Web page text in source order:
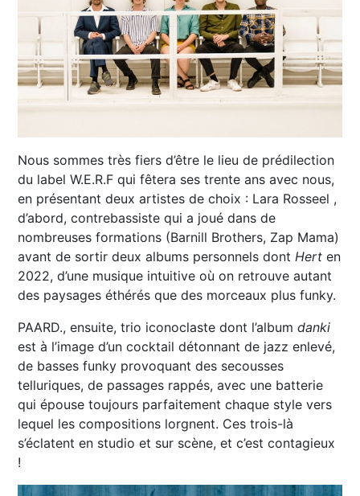
Nous sommes très fiers d’être le lieu de prédilection
du label W.E.R.F qui fêtera ses trente ans avec nous,
en présentant deux artistes de choix : Lara Rosseel ,
d’abord, contrebassiste qui a joué dans de
nombreuses formations (Barnill Brothers, Zap Mama)
avant de sortir deux albums personnels dontHert en
2022, d’une musique intuitive où on retrouve autant
des paysages éthérés que des morceaux plus funky.
PAARD., ensuite, trio iconoclaste dont l’albumdanki
est à l’image d’un cocktail détonnant de jazz enlevé,
de basses funky provoquant des secousses
telluriques, de passages rappés, avec une batterie
qui épouse toujours parfaitement chaque style vers
lequel les compositions lorgnent. Ces trois-là
s’éclatent en studio et sur scène, et c’est contagieux
!